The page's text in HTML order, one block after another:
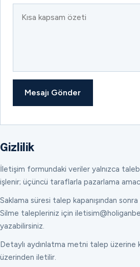
Mesajı Gönder
Gizlilik
İletişim formundaki veriler yalnızca
işlenir; üçüncü taraflarla pazarlama
Saklama süresi talep kapanışından
Silme talepleriniz için
yazabilirsiniz.
Detaylı aydınlatma metni talep üzerine
üzerinden iletilir.